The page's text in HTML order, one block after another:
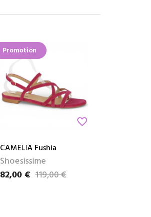
Promotion
favorite_border
CAMELIA Fushia
Shoesissime
Prix
82,00 €
Prix de base119,00 €